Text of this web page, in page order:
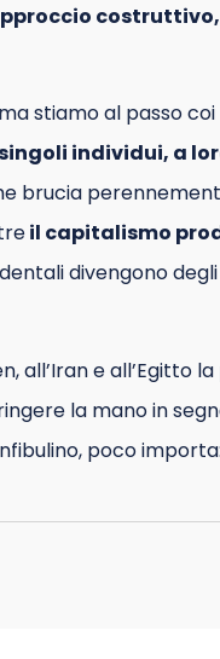
stiamo al passo
individui, a
brucia
il capitalismo
divengono
all’Iran e all’Egitto
la mano in
poco